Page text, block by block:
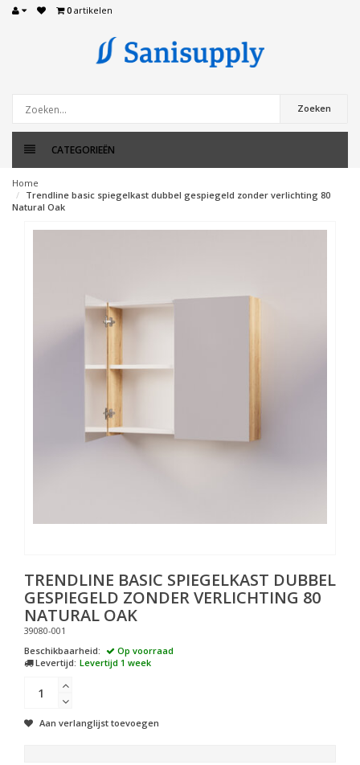
0 artikelen
Zoeken
CATEGORIEËN
Home
Trendline basic spiegelkast dubbel gespiegeld zonder verlichting 80
Natural Oak
TRENDLINE BASIC SPIEGELKAST DUBBEL
GESPIEGELD ZONDER VERLICHTING 80
NATURAL OAK
39080-001
Beschikbaarheid:
Op voorraad
Levertijd: Levertijd 1 week
Aan verlanglijst toevoegen